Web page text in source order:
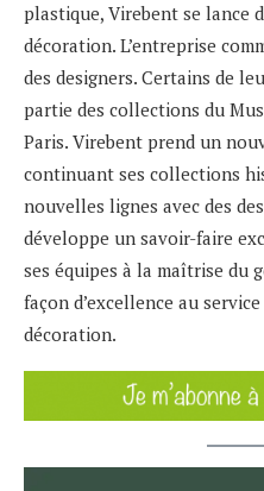
plastique, Virebent se lance
décoration. L’entreprise
des designers. Certains de
partie des collections du
Paris. Virebent prend un
continuant ses collections
nouvelles lignes avec des
développe un savoir-faire
ses équipes à la maîtrise du
façon d’excellence au
décoration.